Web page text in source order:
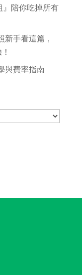
陪你吃掉所有
新手看這篇，
與費率指南